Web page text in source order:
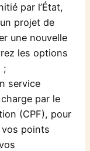
par l’État,
projet de
une nouvelle
les options
;
service
par le
(CPF), pour
points